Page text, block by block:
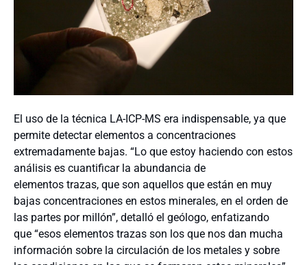
El uso de la técnica LA-ICP-MS era indispensable, ya que
permite detectar elementos a concentraciones
extremadamente bajas. “Lo que estoy haciendo con estos
análisis es cuantificar la abundancia de
elementos trazas, que son aquellos que están en muy
bajas concentraciones en estos minerales, en el orden de
las partes por millón”, detalló el geólogo, enfatizando
que “esos elementos trazas son los que nos dan mucha
información sobre la circulación de los metales y sobre